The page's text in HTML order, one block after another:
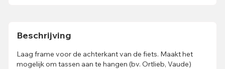
Beschrijving
Laag frame voor de achterkant van de fiets. Maakt het
mogelijk om tassen aan te hangen (bv. Ortlieb, Vaude)